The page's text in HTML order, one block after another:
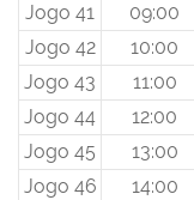
Jogo 41
09:00
Jogo 42
10:00
Jogo 43
11:00
Jogo 44
12:00
Jogo 45
13:00
Jogo 46
14:00